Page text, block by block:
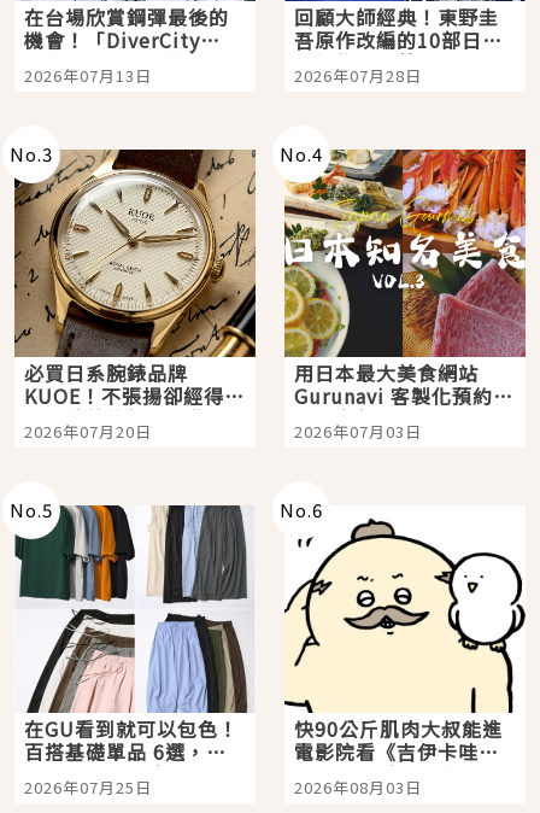
在台場欣賞鋼彈最後的
機會！「DiverCity
Tokyo Plaza」搭船、
購物、美食及夜景，一
2026年07月13日
回顧大師經典！東野圭
吾原作改編的10部日本
影視作品推薦
2026年07月28日
No.3
必買日系腕錶品牌
KUOE！不張揚卻經得起
時間洗鍊的經典之作五
選
2026年07月20日
No.4
用日本最大美食網站
Gurunavi 客製化預約九
大都市餐廳，打造專屬
美食體驗！
2026年07月03日
No.5
在GU看到就可以包色！
百搭基礎單品 6選，閉
眼全收也不心疼
2026年07月25日
No.6
快90公斤肌肉大叔能進
電影院看《吉伊卡哇》
嗎？日本重金屬樂團
「打首」會長與nagano
2026年08月03日